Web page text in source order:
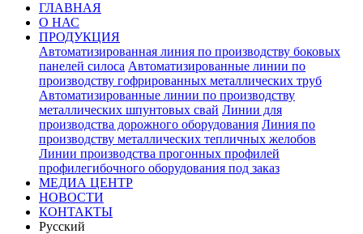
ГЛАВНАЯ
О НАС
ПРОДУКЦИЯ
Автоматизированная линия по производству боковых
панелей силоса Автоматизированные линии по
производству гофрированных металлических труб
Автоматизированные линии по производству
металлических шпунтовых свай Линии для
производства дорожного оборудования Линия по
производству металлических тепличных желобов
Линии производства прогонных профилей
профилегибочного оборудования под заказ
МЕДИА ЦЕНТР
НОВОСТИ
КОНТАКТЫ
Pусский